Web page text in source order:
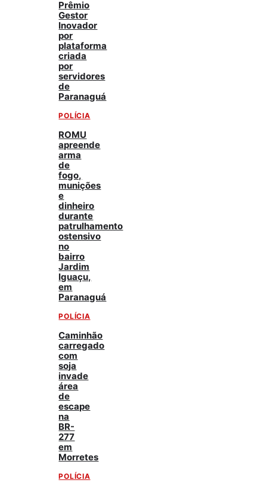
Prêmio
Gestor
Inovador
por
plataforma
criada
por
servidores
de
Paranaguá
POLÍCIA
ROMU
apreende
arma
de
fogo,
munições
e
dinheiro
durante
patrulhamento
ostensivo
no
bairro
Jardim
Iguaçu,
em
Paranaguá
POLÍCIA
Caminhão
carregado
com
soja
invade
área
de
escape
na
BR-
277
em
Morretes
POLÍCIA